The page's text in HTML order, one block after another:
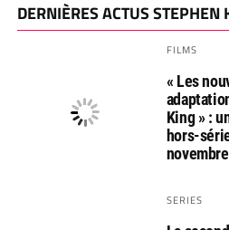
DERNIÈRES ACTUS STEPHEN
FILMS
« Les
King » :
hors-
novembre
SERIES